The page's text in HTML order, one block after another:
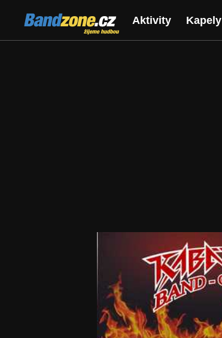
Bandzone.cz
žijeme hudbou
Aktivity Kapely